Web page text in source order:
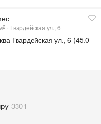
м2 Гвардейская ул., 6
Гвардейская ул., 6 (45.0
3301